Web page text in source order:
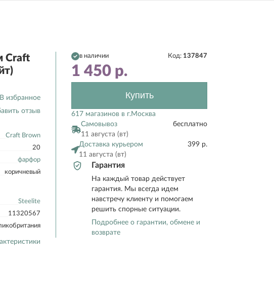
Craft
В избранное
отзыв
Craft Brown
20
фарфор
коричневый
Steelite
11320567
в наличии Код: 137847
1 450 р.
Купить
617 магазинов в г.Москва
Самовывоз
11 августа (вт)
бесплатно
Доставка курьером
11 августа (вт)
399 р.
Гарантия
На каждый товар действует
гарантия. Мы всегда идем
навстречу клиенту и помогаем
решить спорные ситуации.
Подробнее о гарантии, обмене и
возврате